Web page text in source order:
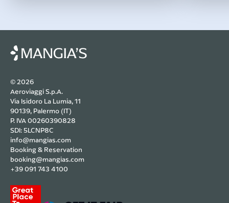
© 2026
Aeroviaggi S.p.A.
Via Isidoro La Lumia, 11
90139, Palermo (IT)
P. IVA 00260390828
SDI: 5LCNP8C
info@mangias.com
Booking & Reservation
booking@mangias.com
+39 091 743 4100